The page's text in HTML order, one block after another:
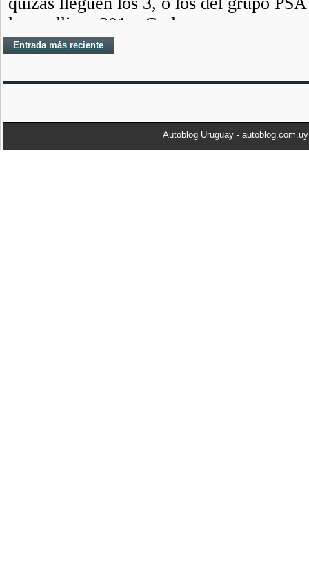
Entrada más reciente
Autoblog Uruguay -